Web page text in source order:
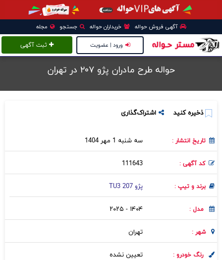
آگهی فروش حواله خریداران حواله جستجو مجله
ثبت آگهی ورود | عضویت
حواله طرح مادران پژو ۲۰۷ در تهران
ذخیره کنید اشتراک‌گذاری
تاریخ انتشار : سه شنبه 1 مهر 1404
کد آگهی : 111643
برند و تیپ : پژو 207 TU3
مدل : ۱۴۰۴ - ۲۰۲۵
شهر : تهران
رنگ خودرو : تعیین نشده